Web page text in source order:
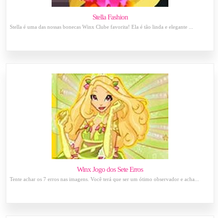
Stella Fashion
Stella é uma das nossas bonecas Winx Clube favorita! Ela é tão linda e elegante ...
Winx Jogo dos Sete Erros
Tente achar os 7 erros nas imagens. Você terá que ser um ótimo observador e acha...